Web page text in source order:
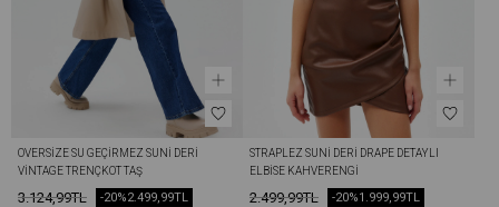
OVERSIZE SU GEÇIRMEZ SUNI DERI
VINTAGE TRENÇKOT TAŞ
3.124,99TL 2.499,99TL
-20%
STRAPLEZ SUNI DERI DRAPE DETAYLI
ELBISE KAHVERENGI
2.499,99TL 1.999,99TL
-20%